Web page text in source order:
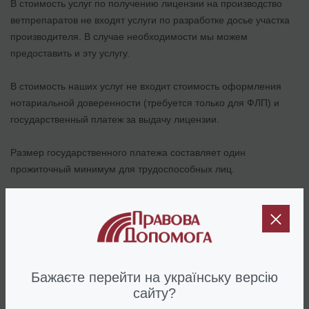
В стоимость услуг по получению лицензии на производство
ветпрепаратов не входят услуги по разработке досье участка
производителя. В случае необходимости мы можем
предоставить и эту услугу.
В стоимость наших услуг не входит стоимость оформления
нотариальной доверенности (требуется только для ФЛП) и
государственный платеж за выдачу лицензии.
Размер государственного платежа составляет один
прожиточный минимум для трудоспособных лиц.
составляет 15-20 рабочих дней.
Наши юристы следят не только за
изменениями законодательства, но и за
Бажаєте перейти на українську версію
сайту?